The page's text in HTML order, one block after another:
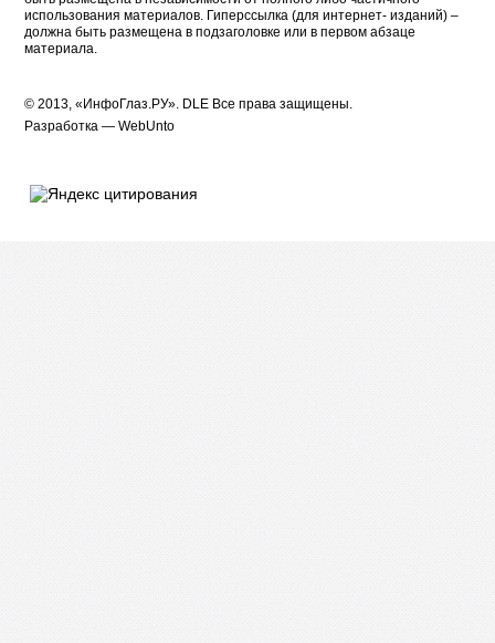
использования материалов. Гиперссылка (для интернет- изданий) –
должна быть размещена в подзаголовке или в первом абзаце
материала.
© 2013, «ИнфоГлаз.РУ». DLE Все права защищены.
Разработка —WebUnto